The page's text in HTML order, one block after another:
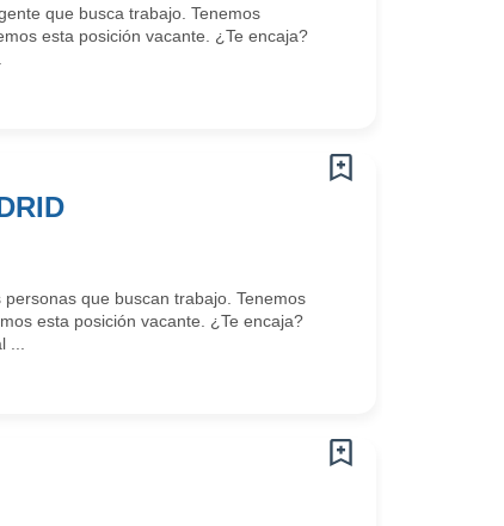
que busca trabajo. Tenemos
esta posición vacante. ¿Te encaja?
que buscan trabajo. Tenemos
esta posición vacante. ¿Te encaja?